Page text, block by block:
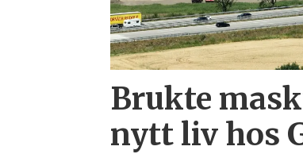
Brukte
nytt liv hos